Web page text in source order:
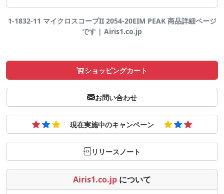
1-1832-11 マイクロスコープII 2054-20EIM PEAK 商品詳細ページ
です | Airis1.co.jp
ショッピングカート
お問い合わせ
現在実施中のキャンペーン
リリースノート
Airis1.co.jp について